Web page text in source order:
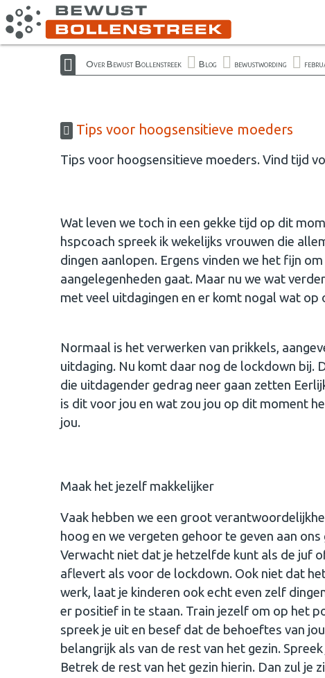
Over Bewust Bollenstreek Blog bewustwording
Tips voor hoogsensitieve moeders
Tips voor hoogsensitieve moeders. Vind tijd
Wat leven we toch in een gekke tijd op dit
hspcoach spreek ik wekelijks vrouwen die
dingen aanlopen. Ergens vinden we het fijn
aangelegenheden gaat. Maar nu we wat
met veel uitdagingen en er komt nogal wat op
Normaal is het verwerken van prikkels,
uitdaging. Nu komt daar nog de lockdown bij.
die uitdagender gedrag neer gaan zetten
is dit voor jou en wat zou jou op dit moment
jou.
Maak het jezelf makkelijker
Vaak hebben we een groot
hoog en we vergeten gehoor te geven aan
Verwacht niet dat je hetzelfde kunt als de juf
aflevert als voor de lockdown. Ook niet dat
werk, laat je kinderen ook echt even zelf
er positief in te staan. Train jezelf om op het
spreek je uit en besef dat de behoeftes van
belangrijk als van de rest van het gezin.
Betrek de rest van het gezin hierin. Dan zul je